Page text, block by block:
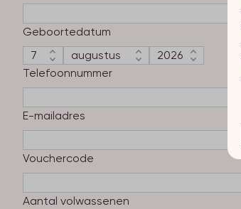
Geboortedatum
Telefoonnummer
E-mailadres
Vouchercode
Aantal volwassenen